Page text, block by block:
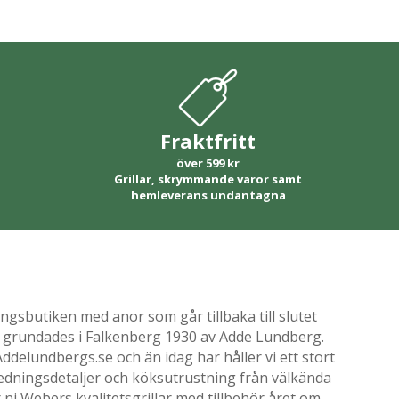
Fraktfritt
över 599 kr
Grillar, skrymmande varor samt
hemleverans undantagna
med anor som går tillbaka till slutet
i Falkenberg 1930 av Adde Lundberg.
och än idag har håller vi ett stort
och köksutrustning från välkända